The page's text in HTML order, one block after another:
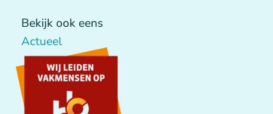
Bekijk ook eens
Actueel